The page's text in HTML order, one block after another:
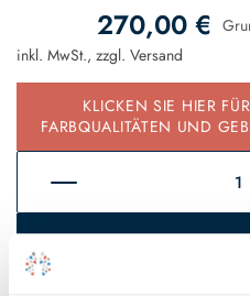
270,00 €
inkl. MwSt., zzgl. Versand
KLICKEN SIE HIER
FARBQUALITÄTEN UND